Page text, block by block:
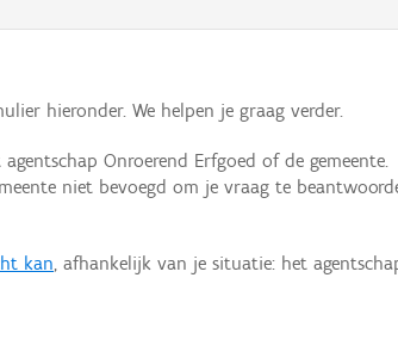
hieronder. We helpen je graag verder.
Onroerend Erfgoed of de gemeente.
niet bevoegd om je vraag te
kan, afhankelijk van je situatie: het